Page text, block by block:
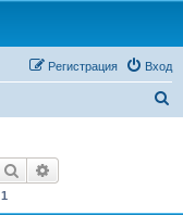
Вход
Регистрация
Поиск
1